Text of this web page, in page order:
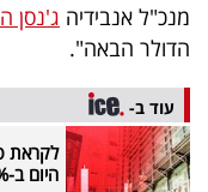
עקבו
אחרינו:
מנכ"ל אנבידיה ג'נסן
הדולר הבאה".
עוד ב-
לקראת
היום ב-11%